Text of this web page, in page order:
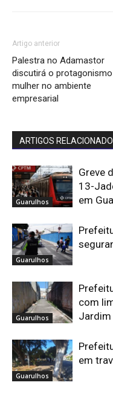
Artigo anterior
Palestra no Adamastor
discutirá o
mulher no ambiente
empresarial
ARTIGOS
Guarulhos
Greve
13-
em
Guarulhos
Guarulhos
com
Jardim
Guarulhos
em